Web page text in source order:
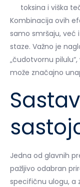
toksina i viška
Kombinacija ovih
samo smršaju, već
staze. Važno je
„čudotvornu
može značajno
Jedna od glavnih
pažljivo odabran
specifičnu ulogu, a